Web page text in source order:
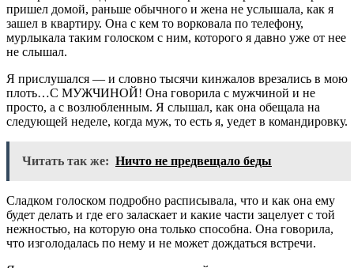
пришел домой, раньше обычного и жена не услышала, как я
зашел в квартиру. Она с кем то ворковала по телефону,
мурлыкала таким голоском с ним, которого я давно уже от нее
не слышал.
Я прислушался — и словно тысячи кинжалов врезались в мою
плоть…С МУЖЧИНОЙ! Она говорила с мужчиной и не
просто, а с возлюбленным. Я слышал, как она обещала на
следующей неделе, когда муж, то есть я, уедет в командировку.
Читать так же: Ничто не предвещало беды
Сладком голоском подробно расписывала, что и как она ему
будет делать и где его заласкает и какие части зацелует с той
нежностью, на которую она только способна. Она говорила,
что изголодалась по нему и не может дождаться встречи.